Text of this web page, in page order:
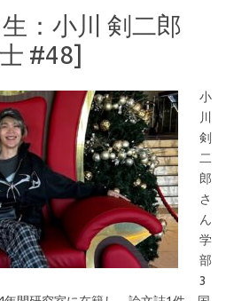
：小川 剣二郎
#48]
小
川
剣
二
郎
さ
ん
学
部
3